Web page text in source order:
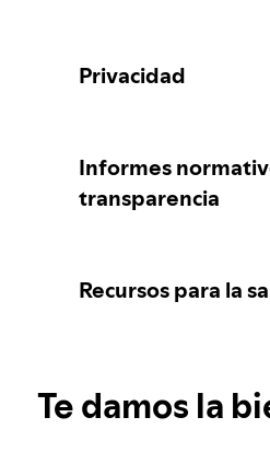
Reportar contenido
Orientación para
Nuestro enfoque
usuarios
Privacidad
Tus controles de
Informes
transparencia
Recursos para la
Te damos la